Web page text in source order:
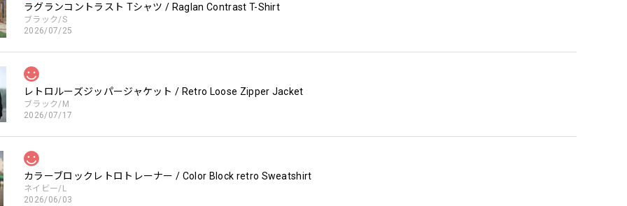
ラグランコントラスト Tシャツ / Raglan Contrast T-Shirt
ブラック/S
2026/07/25
レトロルーズジッパージャケット / Retro Loose Zipper Jacket
ブラック/M
2026/07/17
カラーブロックレトロトレーナー / Color Block retro Sweatshirt
ネイビー/L
2026/06/03